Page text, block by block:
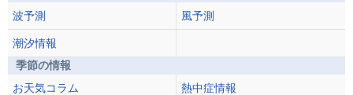
波予測
風予測
潮汐情報
季節の情報
お天気コラム
熱中症情報